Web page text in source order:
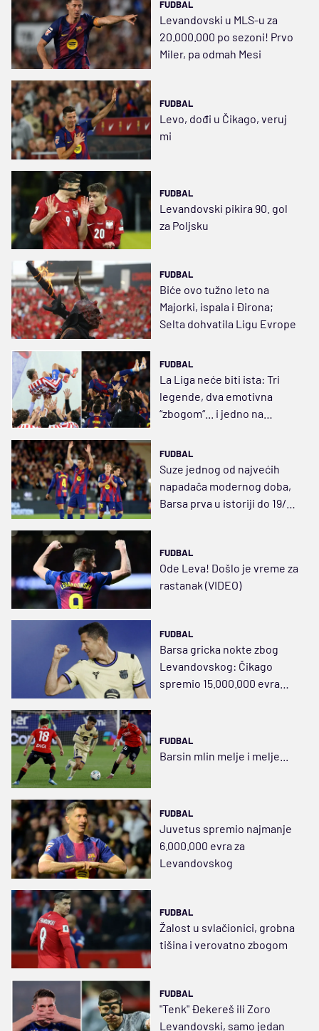
FUDBAL
Levandovski u MLS-u za
20.000.000 po sezoni! Prvo
Miler, pa odmah Mesi
FUDBAL
Levo, dođi u Čikago, veruj
mi
FUDBAL
Levandovski pikira 90. gol
za Poljsku
FUDBAL
Biće ovo tužno leto na
Majorki, ispala i Đirona;
Selta dohvatila Ligu Evrope
FUDBAL
La Liga neće biti ista: Tri
legende, dva emotivna
“zbogom“... i jedno na
FUDBAL
Suze jednog od najvećih
napadača modernog doba,
Barsa prva u istoriji do 19/19
FUDBAL
Ode Leva! Došlo je vreme za
rastanak (VIDEO)
FUDBAL
Barsa gricka nokte zbog
Levandovskog: Čikago
spremio 15.000.000 evra
FUDBAL
Barsin mlin melje i melje...
FUDBAL
Juvetus spremio najmanje
6.000.000 evra za
Levandovskog
FUDBAL
Žalost u svlačionici, grobna
tišina i verovatno zbogom
FUDBAL
"Tenk" Đekereš ili Zoro
Levandovski, samo jedan